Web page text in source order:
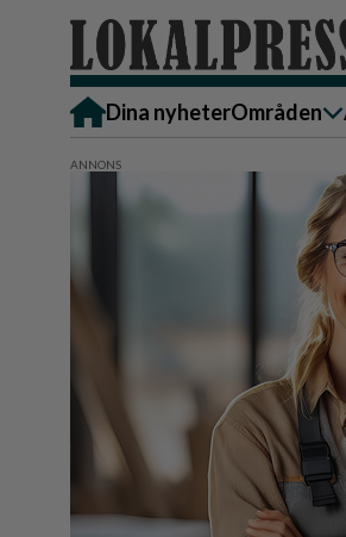
Dina nyheterOmråden
Alingsås
Härryda
Lerum
Partille
Göteborg
Backa/
Hisingen
Sydväst